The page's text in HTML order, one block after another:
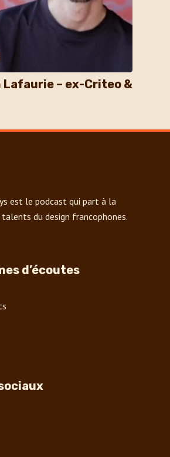
Lafaurie – ex-Criteo &
est le podcast qui part à la
du design francophones.
d’écoutes